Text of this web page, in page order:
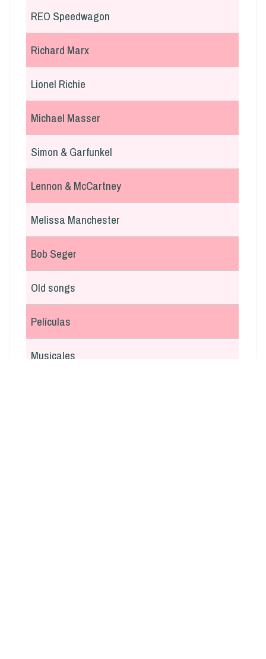
REO Speedwagon
Richard Marx
Lionel Richie
Michael Masser
Simon & Garfunkel
Lennon & McCartney
Melissa Manchester
Bob Seger
Old songs
Películas
Musicales